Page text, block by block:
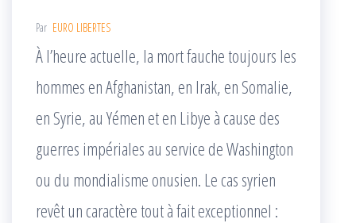
Par EURO LIBERTES
À l’heure actuelle, la mort fauche toujours les
hommes en Afghanistan, en Irak, en Somalie,
en Syrie, au Yémen et en Libye à cause des
guerres impériales au service de Washington
ou du mondialisme onusien. Le cas syrien
revêt un caractère tout à fait exceptionnel :